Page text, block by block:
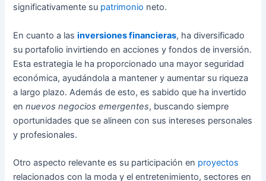
significativamente su patrimonio neto.
En cuanto a lasinversiones financieras, ha diversificado
su portafolio invirtiendo en acciones y fondos de inversión.
Esta estrategia le ha proporcionado una mayor seguridad
económica, ayudándola a mantener y aumentar su riqueza
a largo plazo. Además de esto, es sabido que ha invertido
ennuevos negocios emergentes, buscando siempre
oportunidades que se alineen con sus intereses personales
y profesionales.
Otro aspecto relevante es su participación en proyectos
relacionados con la moda y el entretenimiento, sectores en